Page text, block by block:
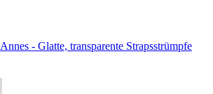
Annes - Glatte, transparente Strapsstrümpfe